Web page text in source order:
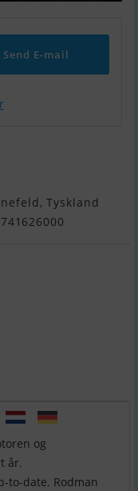
Send E-mail
Tyskland
og
år.
to-date. Rodman